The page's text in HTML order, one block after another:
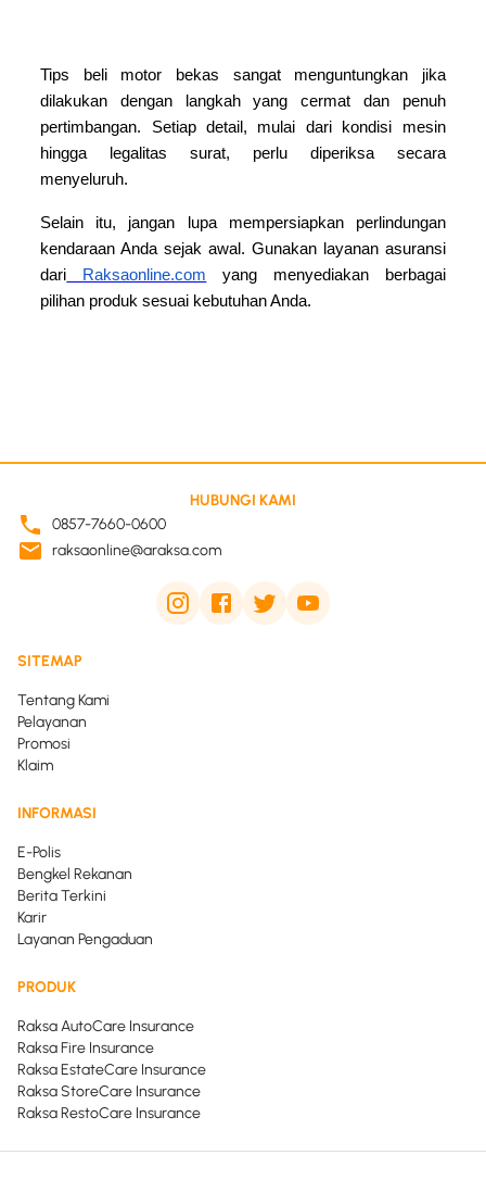
Tips beli motor bekas sangat menguntungkan jika
dilakukan dengan langkah yang cermat dan penuh
pertimbangan. Setiap detail, mulai dari kondisi mesin
hingga legalitas surat, perlu diperiksa secara
menyeluruh.
Selain itu, jangan lupa mempersiapkan perlindungan
kendaraan Anda sejak awal. Gunakan layanan asuransi
dari
Raksaonline.com yang menyediakan berbagai
pilihan produk sesuai kebutuhan Anda.
HUBUNGI KAMI
0857-7660-0600
raksaonline@araksa.com
SITEMAP
Tentang Kami
Pelayanan
Promosi
Klaim
INFORMASI
E-Polis
Bengkel Rekanan
Berita Terkini
Karir
Layanan Pengaduan
PRODUK
Raksa AutoCare Insurance
Raksa Fire Insurance
Raksa EstateCare Insurance
Raksa StoreCare Insurance
Raksa RestoCare Insurance